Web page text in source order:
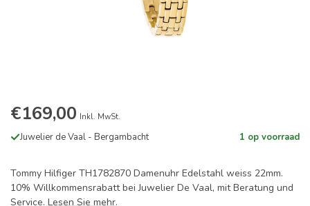
€169,00 Inkl. MwSt.
Juwelier de Vaal - Bergambacht 1 op voorraad
Tommy Hilfiger TH1782870 Damenuhr Edelstahl weiss 22mm.
10% Willkommensrabatt bei Juwelier De Vaal, mit Beratung und
Service. Lesen Sie mehr.